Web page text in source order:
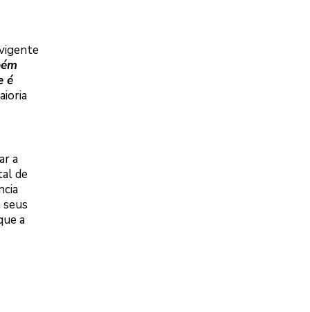
é
a
de
a